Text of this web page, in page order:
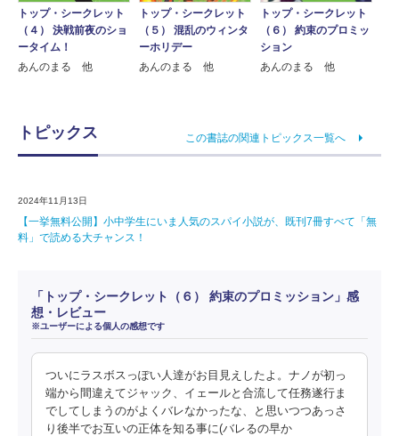
トップ・シークレット
（４） 決戦前夜のショ
ータイム！
あんのまる 他
トップ・シークレット
（５） 混乱のウィンタ
ーホリデー
あんのまる 他
トップ・シークレット
（６） 約束のプロミッ
ション
あんのまる 他
トピックス この書誌の関連トピックス一覧へ
2024年11月13日
【一挙無料公開】小中学生にいま人気のスパイ小説が、既刊7冊すべて「無
料」で読める大チャンス！
「トップ・シークレット（６） 約束のプロミッション」感
想・レビュー
※ユーザーによる個人の感想です
ついにラスボスっぽい人達がお目見えしたよ。ナノが初っ
端から間違えてジャック、イェールと合流して任務遂行ま
でしてしまうのがよくバレなかったな、と思いつつあっさ
り後半でお互いの正体を知る事に(バレるの早か